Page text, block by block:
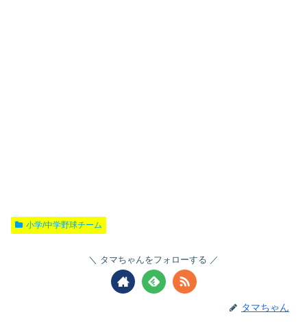
小学/中学野球チーム
タマちゃんをフォローする
タマちゃん